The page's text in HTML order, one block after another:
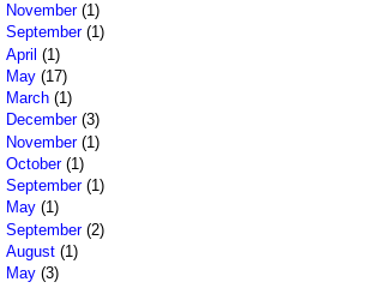
November(1)
September(1)
April (1)
May (17)
March (1)
December(3)
November(1)
October(1)
September(1)
May (1)
September(2)
August (1)
May (3)